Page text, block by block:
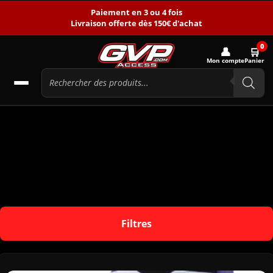
Paiement en 3 ou 4 fois
Livraison offerte dès 150€ d'achat
👤
Mon compte
🛒0
Panier
Filtres